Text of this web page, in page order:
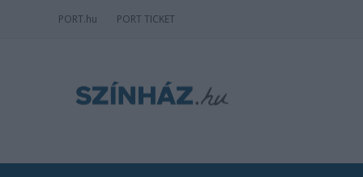
PORT.hu PORT TICKET